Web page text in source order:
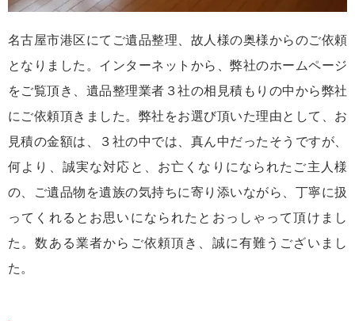
名古屋市港区にてご遺品整理、故人様の奥様からのご依頼
となりました。インターネットから、弊社のホームページ
をご覧頂き、遺品整理業者３社の相見積もりの中から弊社
にご依頼頂きました。弊社をお選び頂いた理由として、お
見積の金額は、３社の中では、真ん中だったそうですが、
何より、誠実な対応と、お亡くなりになられたご主人様
の、ご遺品物を遺族の気持ちに寄り添いながら、丁寧に扱
ってくれるとお思いになられたとおっしゃって頂けまし
た。数ある業者からご依頼頂き、誠に有難うございまし
た。